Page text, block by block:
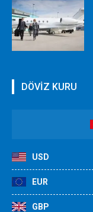
DÖVİZ KURU
USD
EUR
GBP